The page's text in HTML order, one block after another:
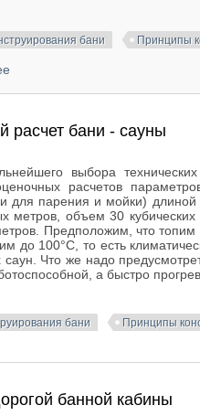
бани Принципы
расчет бани - сауны
выбора
расчетов
для парения и мойки)
метров, объем 30
Предположим, что
до 100°С, то есть
Что же надо
а быстро
бани Принципы
банной кабины